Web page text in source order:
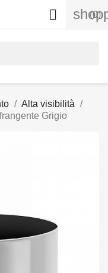
(0)

Alta visibilità
Grigio